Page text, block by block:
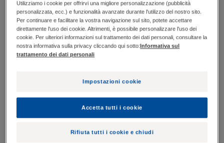
d'accesso al Sito web di LABORATOIRES
DERMATOLOGIQUES DUCRAY® (qui di seguito
"LABORATOIRES DERMATOLOGIQUES DUCRAY"),
marchio di proprietà di PIERRE FABRE DERMO-
(qui di seguito "Utenti") accettano semplicemente
visitando il Sito web.
LABORATOIRES DERMATOLOGIQUES DUCRAY lo
Utilizziamo i cookie per offrirvi una migliore personalizzazione (pubblicità
personalizzata, ecc.) e funzionalità avanzate durante l'utilizzo del nostro sito.
Per continuare e facilitare la vostra navigazione sul sito, potete accettare
direttamente l'uso dei cookie. Altrimenti, è possibile personalizzare l'uso dei
cookie. Per ulteriori informazioni sul trattamento dei dati personali, consultare la
nostra informativa sulla privacy cliccando qui sotto:Informativa sul
trattamento dei dati personali
Impostazioni cookie
Rifiuta tutti i cookie e chiudi
Accetta tutti i cookie